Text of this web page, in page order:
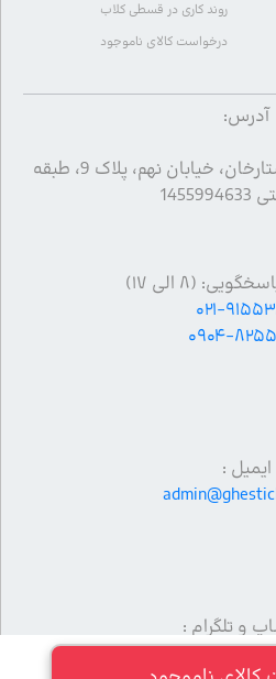
روند کاری در قسطی کلاب
درخواست کالای ناموجود
آدرس:
تهران، دریان نو، خیابان ستارخان، خیابان نهم، پلاک 9، طبقه
(۸ الی ۱۷)
۹۱۵۵۳۸۲۱
۸۲۵۵۴۰۶
ایمیل :
و تلگرام :